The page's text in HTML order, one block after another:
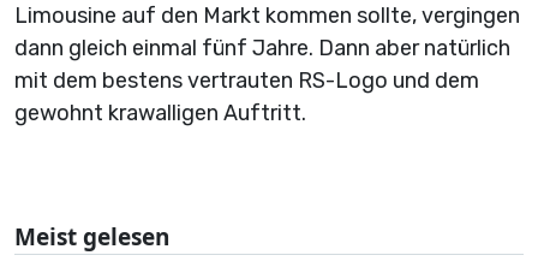
Limousine auf den Markt kommen sollte, vergingen
dann gleich einmal fünf Jahre. Dann aber natürlich
mit dem bestens vertrauten RS-Logo und dem
gewohnt krawalligen Auftritt.
Meist gelesen